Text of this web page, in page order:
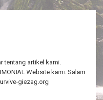
tentang artikel kami.
Website kami. Salam
giezag.org